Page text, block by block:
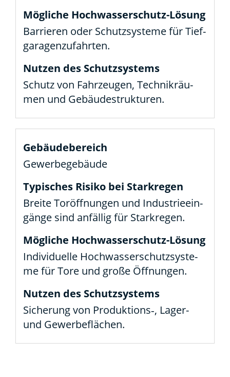
Bar­rie­ren oder Schutz­sys­te­me für Tief­
ga­ra­gen­zu­fahr­ten.
Schutz von Fahr­zeu­gen, Tech­nik­räu­
men und Gebäu­de­struk­tu­ren.
Gewer­be­ge­bäu­de
Brei­te Tor­öff­nun­gen und Indus­trie­ein­
gän­ge sind anfäl­lig für Stark­re­gen.
Indi­vi­du­el­le Hoch­was­ser­schutz­sys­te­
me für Tore und gro­ße Öff­nun­gen.
Siche­rung von Produktions‑, Lager-
und Gewer­be­flä­chen.